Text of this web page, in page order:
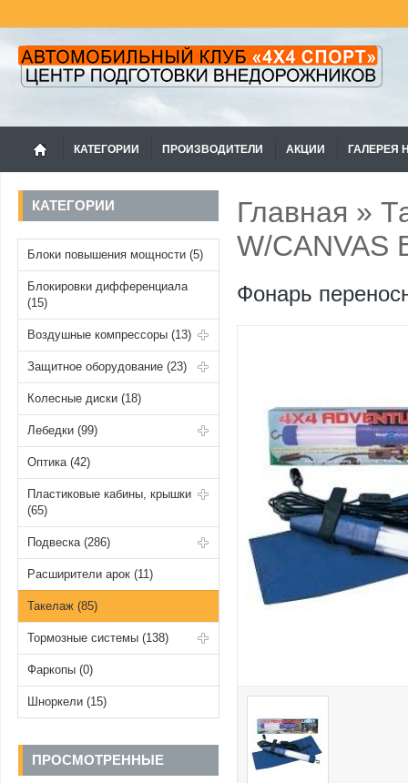
КАТЕГОРИИ ПРОИЗВОДИТЕЛИ АКЦИИ ГАЛЕРЕЯ
КАТЕГОРИИ
Блоки повышения мощности (5)
Блокировки дифференциала
(15)
Воздушные компрессоры (13)
Защитное оборудование (23)
Колесные диски (18)
Лебедки (99)
Оптика (42)
Пластиковые кабины, крышки
(65)
Подвеска (286)
Расширители арок (11)
Такелаж (85)
Тормозные системы (138)
Фаркопы (0)
Шноркели (15)
ПРОСМОТРЕННЫЕ
Главная »
W/CANVAS
Фонарь